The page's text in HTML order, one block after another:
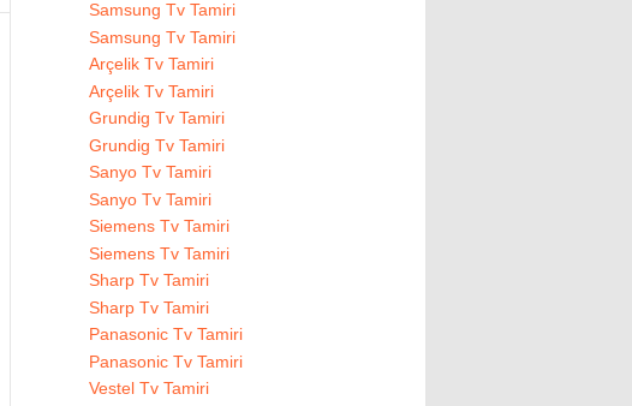
Samsung Tv Tamiri
Samsung Tv Tamiri
Arçelik Tv Tamiri
Arçelik Tv Tamiri
Grundig Tv Tamiri
Grundig Tv Tamiri
Sanyo Tv Tamiri
Sanyo Tv Tamiri
Siemens Tv Tamiri
Siemens Tv Tamiri
Sharp Tv Tamiri
Sharp Tv Tamiri
Panasonic Tv Tamiri
Panasonic Tv Tamiri
Vestel Tv Tamiri